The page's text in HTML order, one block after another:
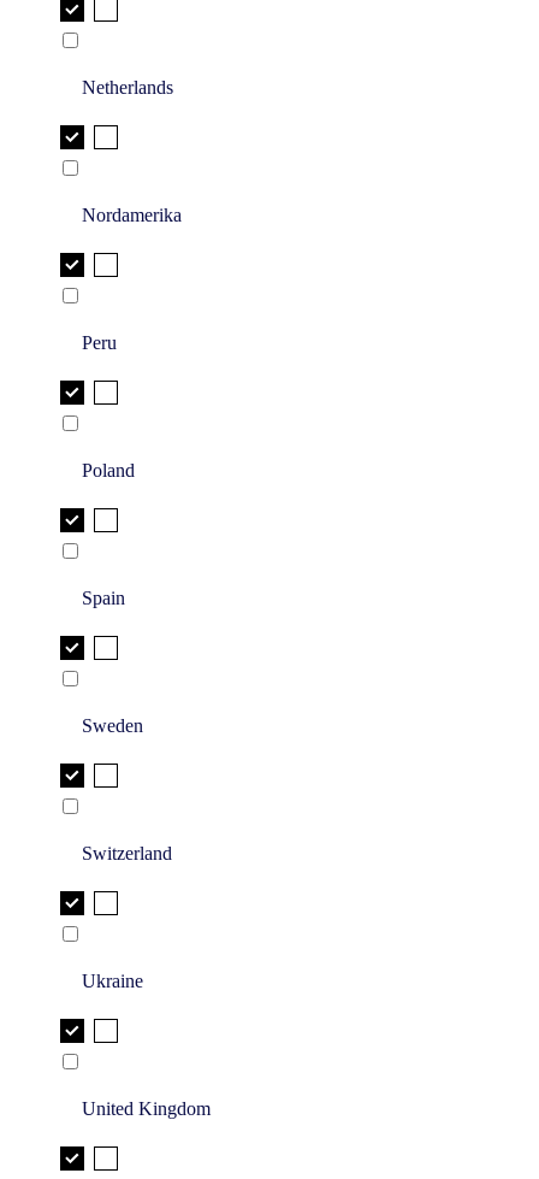
Netherlands
Nordamerika
Peru
Poland
Spain
Sweden
Switzerland
Ukraine
United Kingdom